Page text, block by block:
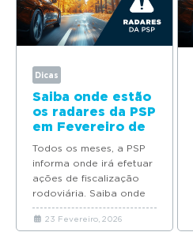
Dicas
Saiba onde estão
os radares da PSP
em Fevereiro de
2026
Todos os meses, a PSP
informa onde irá efetuar
ações de fiscalização
rodoviária. Saiba onde
estão os radares da PSP
em Fevereiro de...
23 Fevereiro, 2026